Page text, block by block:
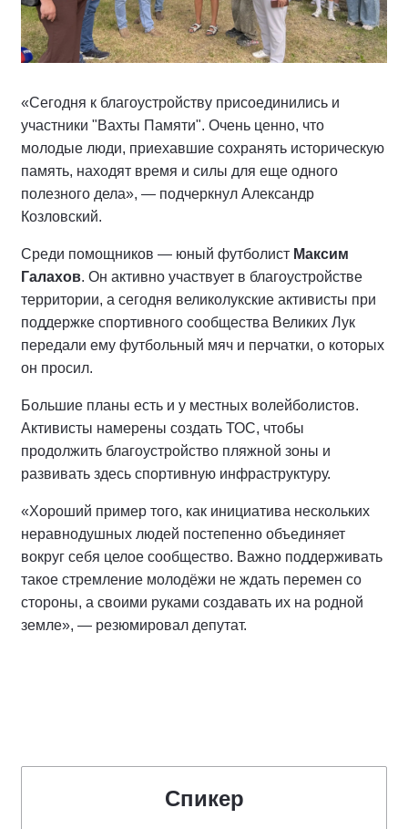
«Сегодня к благоустройству присоединились и
участники "Вахты Памяти". Очень ценно, что
молодые люди, приехавшие сохранять историческую
память, находят время и силы для еще одного
полезного дела», — подчеркнул Александр
Козловский.
Среди помощников — юный футболист Максим
Галахов. Он активно участвует в благоустройстве
территории, а сегодня великолукские активисты при
поддержке спортивного сообщества Великих Лук
передали ему футбольный мяч и перчатки, о которых
он просил.
Большие планы есть и у местных волейболистов.
Активисты намерены создать ТОС, чтобы
продолжить благоустройство пляжной зоны и
развивать здесь спортивную инфраструктуру.
«Хороший пример того, как инициатива нескольких
неравнодушных людей постепенно объединяет
вокруг себя целое сообщество. Важно поддерживать
такое стремление молодёжи не ждать перемен со
стороны, а своими руками создавать их на родной
земле», — резюмировал депутат.
Спикер